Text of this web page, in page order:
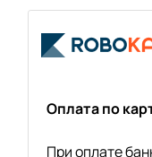
Оплата по
При оплате